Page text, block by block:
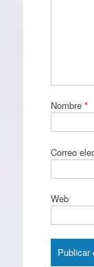
Nombre *
Correo
Web